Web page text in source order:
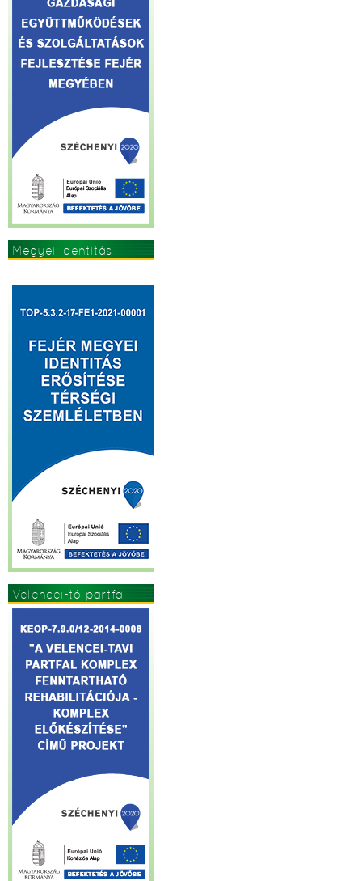
Megyei identitás
Velencei-tó partfal